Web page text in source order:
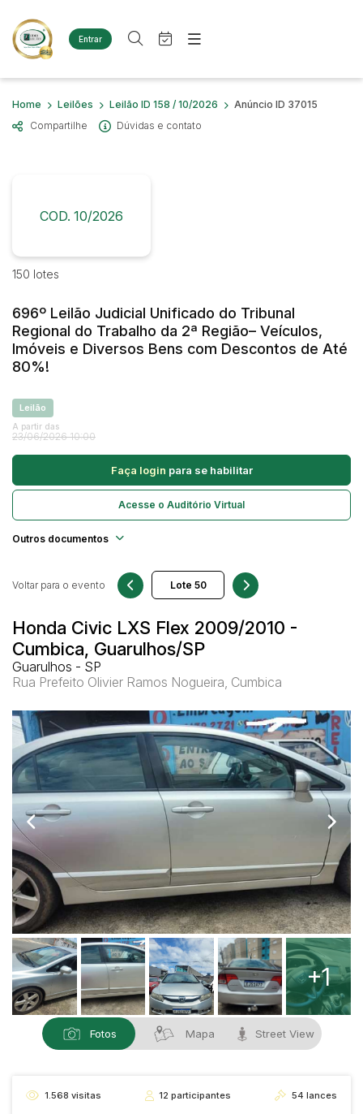
Entrar
Criar conta Entrar
Site
Agenda
Quem Somos
Diversos
Imóveis
Terreno
Sucata Ferrosa
Veículos
Ambulância
Carros
Máquina Varredeira
Motos
Pá Carregadeira
Busca por palavra-chave
Bairro
Judiciais Extrajudiciais
Faixa de valor
R$
Quem Somos
Home Leilões Leilão ID 158 / 10/2026
Anúncio ID 37015
Compartilhe
Dúvidas e contato
COD. 10/2026
150 lotes
696º Leilão Judicial Unificado do Tribunal
Regional do Trabalho da 2ª Região– Veículos,
Imóveis e Diversos Bens com Descontos de Até
80%!
Leilão
A partir das
23/06/2026 10:00
Faça login para se habilitar
Acesse o Auditório Virtual
Outros documentos
Honda Civic LXS Flex 2009/2010 -
Cumbica, Guarulhos/SP
Guarulhos - SP
Rua Prefeito Olivier Ramos Nogueira, Cumbica
Voltar para o evento
+1
Fotos Mapa Street View
1.568 visitas 12participantes 54 lances